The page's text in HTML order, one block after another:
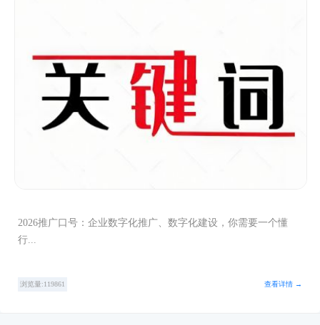
2026推广口号：企业数字化推广、数字化建设，你需要一个懂
行...
浏览量:119861 查看详情 →